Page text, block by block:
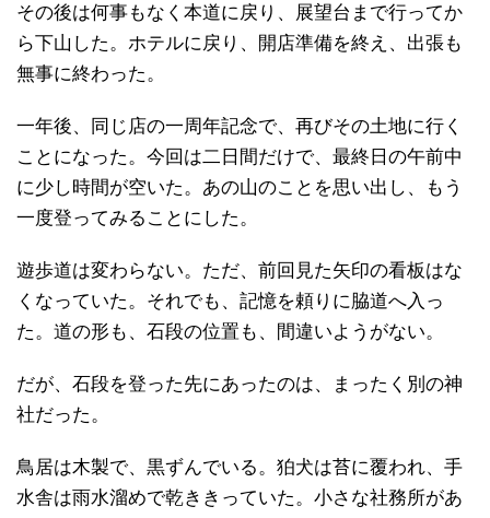
その後は何事もなく本道に戻り、展望台まで行ってか
ら下山した。ホテルに戻り、開店準備を終え、出張も
無事に終わった。
一年後、同じ店の一周年記念で、再びその土地に行く
ことになった。今回は二日間だけで、最終日の午前中
に少し時間が空いた。あの山のことを思い出し、もう
一度登ってみることにした。
遊歩道は変わらない。ただ、前回見た矢印の看板はな
くなっていた。それでも、記憶を頼りに脇道へ入っ
た。道の形も、石段の位置も、間違いようがない。
だが、石段を登った先にあったのは、まったく別の神
社だった。
鳥居は木製で、黒ずんでいる。狛犬は苔に覆われ、手
水舎は雨水溜めで乾ききっていた。小さな社務所があ